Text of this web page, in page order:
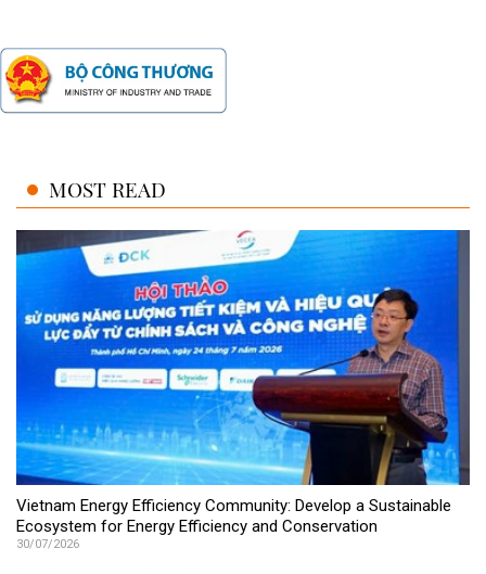
MOST READ
Vietnam Energy Efficiency Community: Develop a Sustainable
Ecosystem for Energy Efficiency and Conservation
30/07/2026